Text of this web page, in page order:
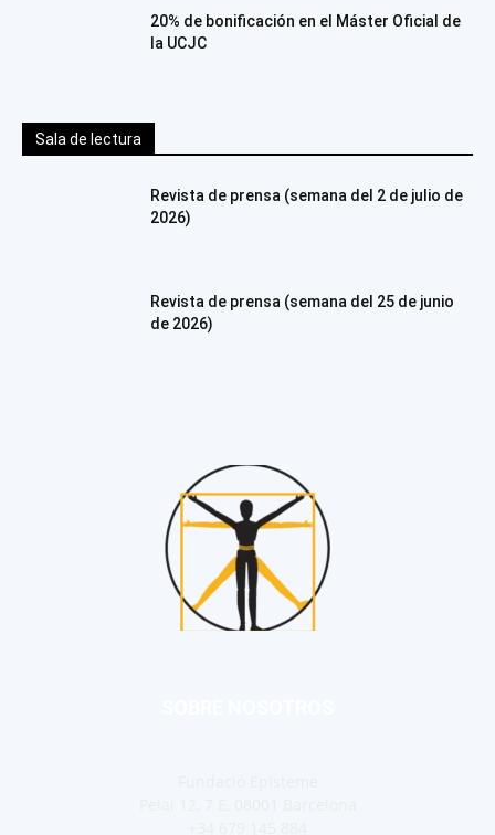
20% de bonificación en el Máster Oficial de
la UCJC
Sala de lectura
Revista de prensa (semana del 2 de julio de
2026)
Revista de prensa (semana del 25 de junio
de 2026)